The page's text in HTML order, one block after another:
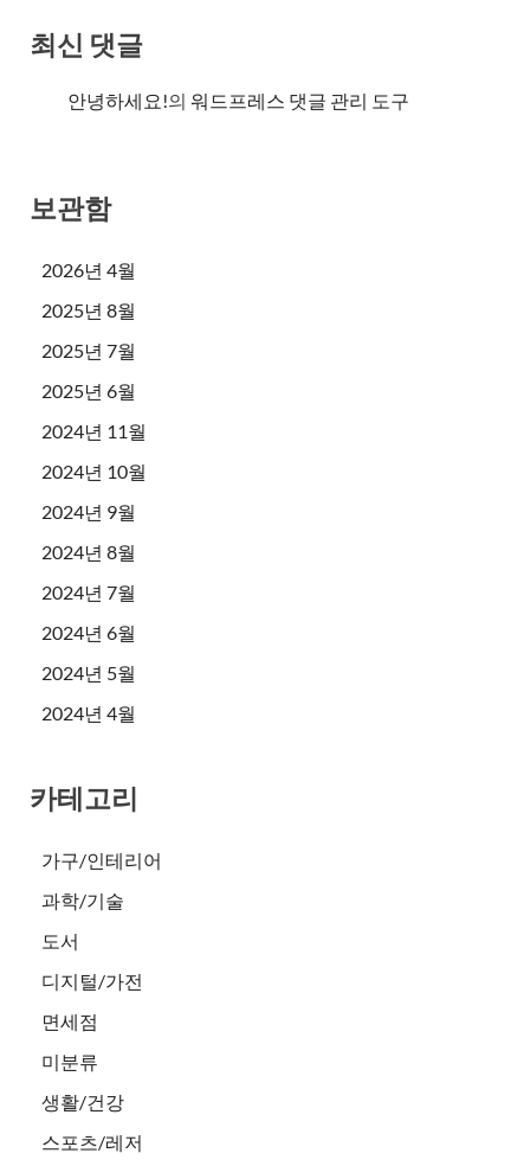
최신 댓글
안녕하세요!의 워드프레스 댓글 관리 도구
보관함
2026년 4월
2025년 8월
2025년 7월
2025년 6월
2024년 11월
2024년 10월
2024년 9월
2024년 8월
2024년 7월
2024년 6월
2024년 5월
2024년 4월
카테고리
가구/인테리어
과학/기술
도서
디지털/가전
면세점
미분류
생활/건강
스포츠/레저